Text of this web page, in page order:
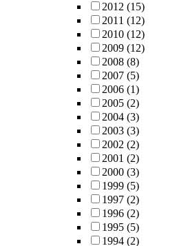
2012 (15)
2011 (12)
2010 (12)
2009 (12)
2008 (8)
2007 (5)
2006 (1)
2005 (2)
2004 (3)
2003 (3)
2002 (2)
2001 (2)
2000 (3)
1999 (5)
1997 (2)
1996 (2)
1995 (5)
1994 (2)